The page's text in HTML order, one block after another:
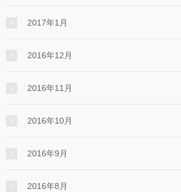
2017年1月
2016年12月
2016年11月
2016年10月
2016年9月
2016年8月